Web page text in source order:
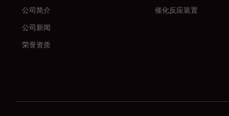
公司简介
公司新闻
荣誉资质
催化反应装置